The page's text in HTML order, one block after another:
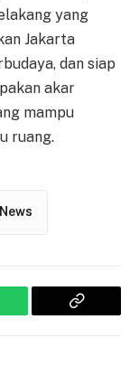
yang
Jakarta
dan siap
akar
mampu
ruang.
Copy